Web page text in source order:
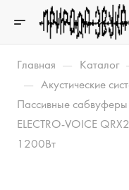
Главная — Каталог
— Акустические
Пассивные сабвуферы
ELECTRO-VOICE
1200Вт